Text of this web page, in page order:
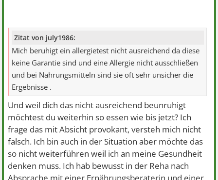
Zitat von july1986:
Mich beruhigt ein allergietest nicht ausreichend da diese
keine Garantie sind und eine Allergie nicht ausschließen
und bei Nahrungsmitteln sind sie oft sehr unsicher die
Ergebnisse .
Und weil dich das nicht ausreichend beunruhigt
möchtest du weiterhin so essen wie bis jetzt? Ich
frage das mit Absicht provokant, versteh mich nicht
falsch. Ich bin auch in der Situation aber möchte das
so nicht weiterführen weil ich an meine Gesundheit
denken muss. Ich hab bewusst in der Reha nach